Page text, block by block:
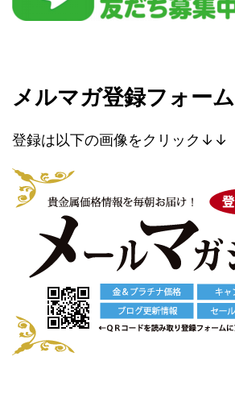
メルマガ登録フォーム
登録は以下の画像をクリック↓↓